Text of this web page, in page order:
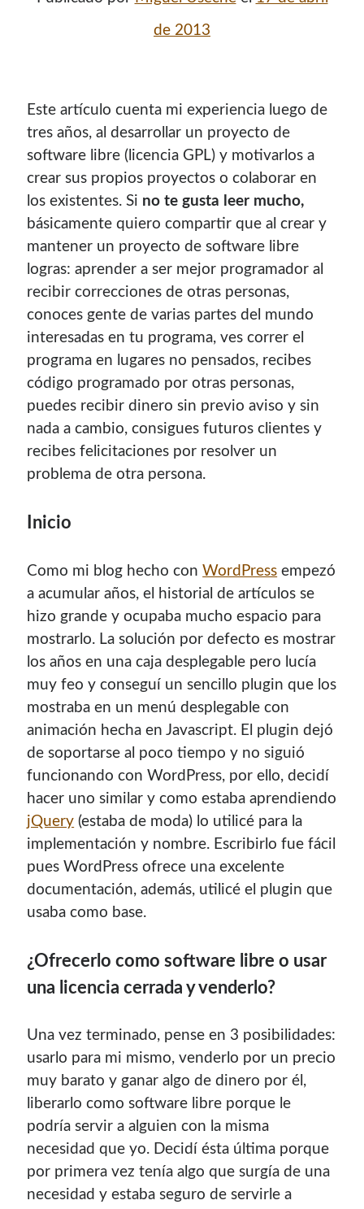
de 2013
Este artículo cuenta mi experiencia luego de
tres años, al desarrollar un proyecto de
software libre (licencia GPL) y motivarlos a
crear sus propios proyectos o colaborar en
los existentes. Si no te gusta leer mucho,
básicamente quiero compartir que al crear y
mantener un proyecto de software libre
logras: aprender a ser mejor programador al
recibir correcciones de otras personas,
conoces gente de varias partes del mundo
interesadas en tu programa, ves correr el
programa en lugares no pensados, recibes
código programado por otras personas,
puedes recibir dinero sin previo aviso y sin
nada a cambio, consigues futuros clientes y
recibes felicitaciones por resolver un
problema de otra persona.
Inicio
Como mi blog hecho conWordPress empezó
a acumular años, el historial de artículos se
hizo grande y ocupaba mucho espacio para
mostrarlo. La solución por defecto es mostrar
los años en una caja desplegable pero lucía
muy feo y conseguí un sencillo plugin que los
mostraba en un menú desplegable con
animación hecha en Javascript. El plugin dejó
de soportarse al poco tiempo y no siguió
funcionando con WordPress, por ello, decidí
hacer uno similar y como estaba aprendiendo
jQuery (estaba de moda) lo utilicé para la
implementación y nombre. Escribirlo fue fácil
pues WordPress ofrece una excelente
documentación, además, utilicé el plugin que
usaba como base.
¿Ofrecerlo como software libre o usar
una licencia cerrada y venderlo?
Una vez terminado, pense en 3 posibilidades:
usarlo para mi mismo, venderlo por un precio
muy barato y ganar algo de dinero por él,
liberarlo como software libre porque le
podría servir a alguien con la misma
necesidad que yo. Decidí ésta última porque
por primera vez tenía algo que surgía de una
necesidad y estaba seguro de servirle a